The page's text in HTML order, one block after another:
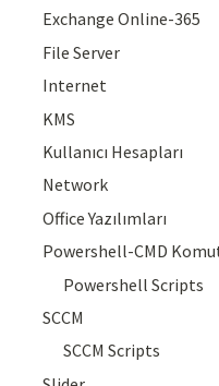
Exchange Online-365
File Server
Internet
KMS
Kullanıcı Hesapları
Network
Office Yazılımları
Powershell-CMD
Powershell Scripts
SCCM
SCCM Scripts